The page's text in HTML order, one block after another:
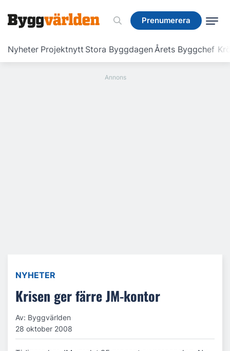
Prenumerera
Nyheter Projektnytt Stora ByggdagenÅrets Byggchef
Prenumerera
NYHETER
Krisen ger färre JM-kontor
Av: Byggvärlden
28 oktober 2008